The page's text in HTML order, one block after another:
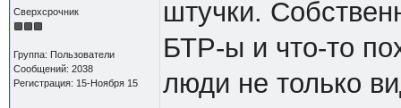
Сверхсрочник
Группа: Пользователи
Сообщений: 2038
Регистрация: 15-Ноября 15
штучки.
БТР-ы и что-то
люди не только